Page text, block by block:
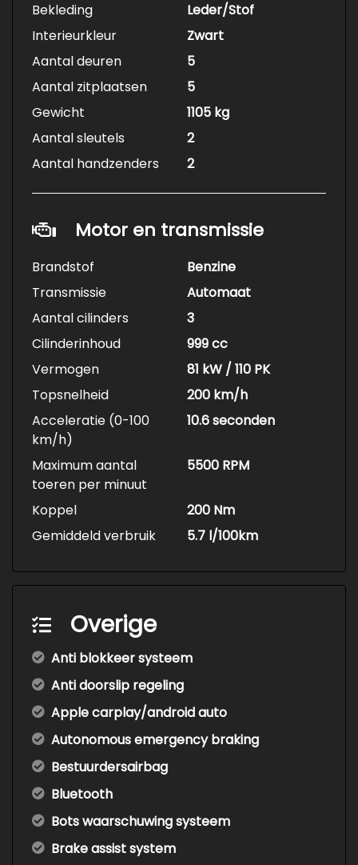
Bekleding
Leder/Stof
Interieurkleur
Zwart
Aantal deuren
5
Aantal zitplaatsen
5
Gewicht
1105 kg
Aantal sleutels
2
Aantal handzenders
2
Motor en transmissie
Brandstof
Benzine
Transmissie
Automaat
Aantal cilinders
3
Cilinderinhoud
999 cc
Vermogen
81 kW / 110 PK
Topsnelheid
200 km/h
Acceleratie (0-100
km/h)
10.6 seconden
Maximum aantal
toeren per minuut
5500 RPM
Koppel
200 Nm
Gemiddeld verbruik
5.7 l/100km
Overige
Anti blokkeer systeem
Anti doorslip regeling
Apple carplay/android auto
Autonomous emergency braking
Bestuurdersairbag
Bluetooth
Bots waarschuwing systeem
Brake assist system